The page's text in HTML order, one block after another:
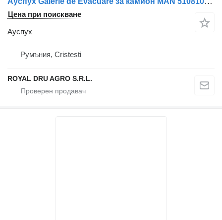
Цена при поискване
Ауспух
Румъния, Cristesti
ROYAL DRU AGRO S.R.L.